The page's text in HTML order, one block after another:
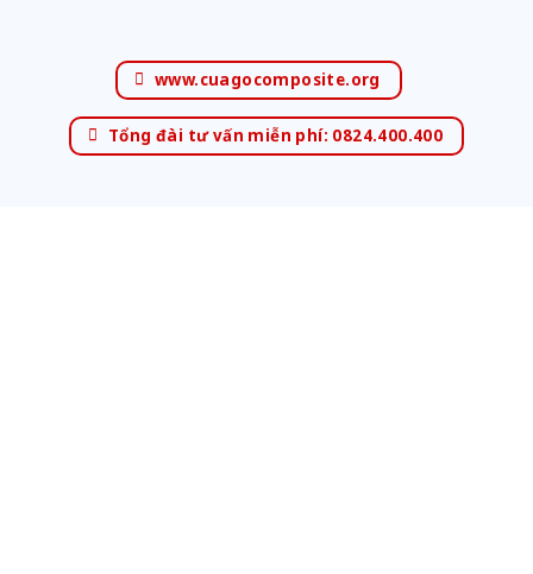
www.cuagocomposite.org
Tổng đài tư vấn miễn phí: 0824.400.400